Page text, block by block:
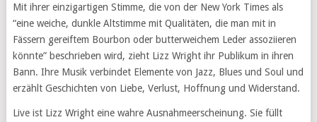
Mit ihrer einzigartigen Stimme, die von der New York Times als
“eine weiche, dunkle Altstimme mit Qualitäten, die man mit in
Fässern gereiftem Bourbon oder butterweichem Leder assoziieren
könnte” beschrieben wird, zieht Lizz Wright ihr Publikum in ihren
Bann. Ihre Musik verbindet Elemente von Jazz, Blues und Soul und
erzählt Geschichten von Liebe, Verlust, Hoffnung und Widerstand.
Live ist Lizz Wright eine wahre Ausnahmeerscheinung. Sie füllt